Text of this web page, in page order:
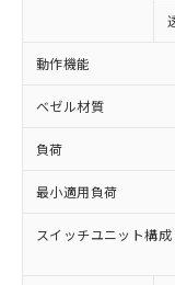
動作機能
ベゼル材質
負荷
最小適用負荷
スイッチユニット構成